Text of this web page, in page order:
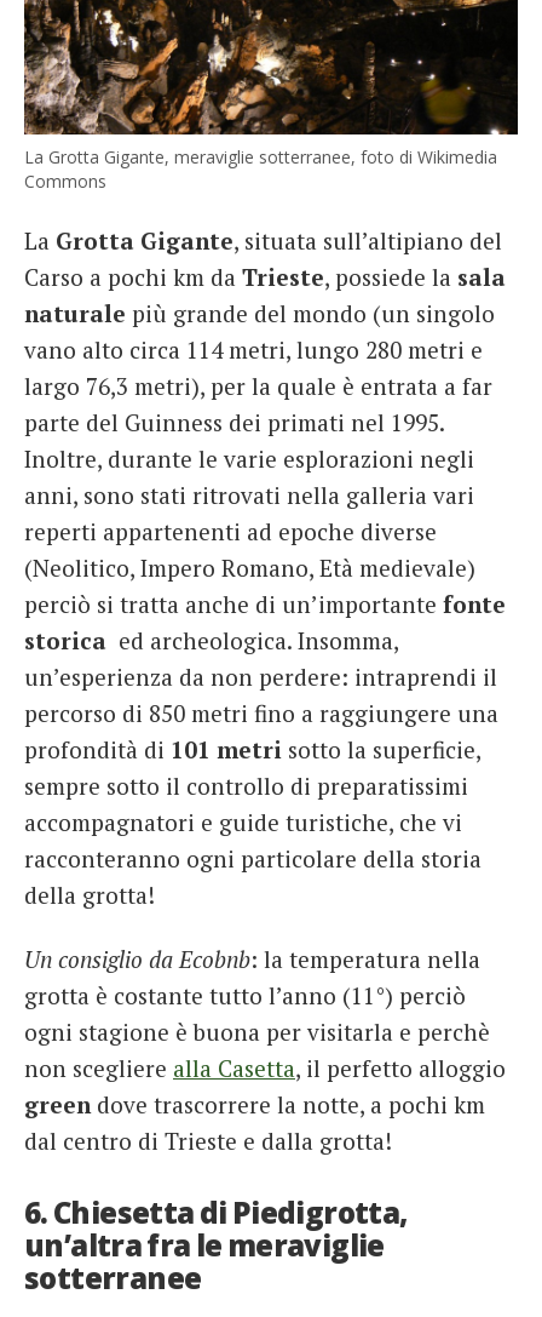
La Grotta Gigante, meraviglie sotterranee, foto di Wikimedia
Commons
La Grotta Gigante, situata sull’altipiano del
Carso a pochi km da Trieste, possiede la sala
naturale più grande del mondo (un singolo
vano alto circa 114 metri, lungo 280 metri e
largo 76,3 metri), per la quale è entrata a far
parte del Guinness dei primati nel 1995.
Inoltre, durante le varie esplorazioni negli
anni, sono stati ritrovati nella galleria vari
reperti appartenenti ad epoche diverse
(Neolitico, Impero Romano, Età medievale)
perciò si tratta anche di un’importante fonte
storica ed archeologica. Insomma,
un’esperienza da non perdere: intraprendi il
percorso di 850 metri fino a raggiungere una
profondità di 101 metri sotto la superficie,
sempre sotto il controllo di preparatissimi
accompagnatori e guide turistiche, che vi
racconteranno ogni particolare della storia
della grotta!
Un consiglio da Ecobnb: la temperatura nella
grotta è costante tutto l’anno (11°) perciò
ogni stagione è buona per visitarla e perchè
non scegliere alla Casetta, il perfetto alloggio
greendove trascorrere la notte, a pochi km
dal centro di Trieste e dalla grotta!
6. Chiesetta di Piedigrotta,
un’altra fra le meraviglie
sotterranee